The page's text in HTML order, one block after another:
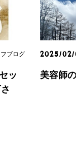
ブログ
ッ
2025/02/
美容師